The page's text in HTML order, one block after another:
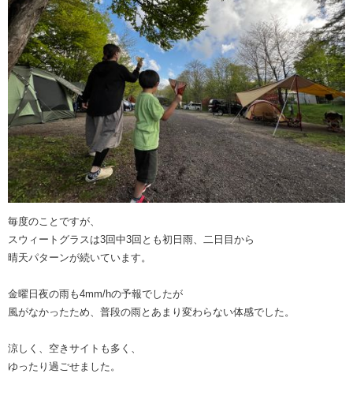
毎度のことですが、
スウィートグラスは3回中3回とも初日雨、二日目から
晴天パターンが続いています。
金曜日夜の雨も4mm/hの予報でしたが
風がなかったため、普段の雨とあまり変わらない体感でした。
涼しく、空きサイトも多く、
ゆったり過ごせました。